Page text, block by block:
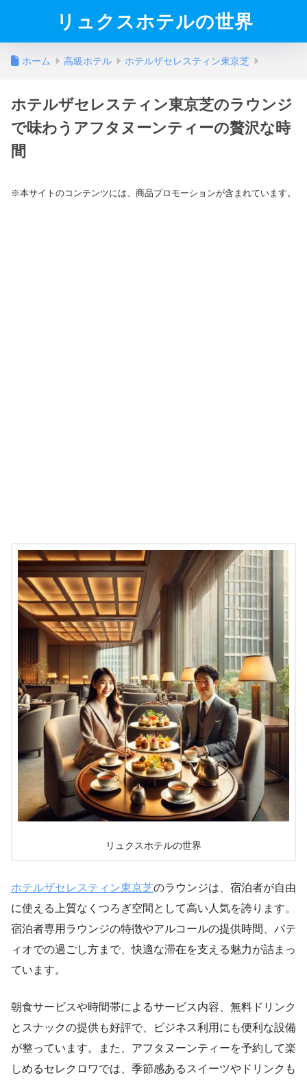
リュクスホテルの世界
ホーム 高級ホテル ホテルザセレスティン東京芝
ホテルザセレスティン東京芝のラウンジ
で味わうアフタヌーンティーの贅沢な時
間
※本サイトのコンテンツには、商品プロモーションが含まれています。
リュクスホテルの世界
ホテルザセレスティン東京芝のラウンジは、宿泊者が自由
に使える上質なくつろぎ空間として高い人気を誇ります。
宿泊者専用ラウンジの特徴やアルコールの提供時間、パテ
ィオでの過ごし方まで、快適な滞在を支える魅力が詰まっ
ています。
朝食サービスや時間帯によるサービス内容、無料ドリンク
とスナックの提供も好評で、ビジネス利用にも便利な設備
が整っています。また、アフタヌーンティーを予約して楽
しめるセレクロワでは、季節感あるスイーツやドリンクも